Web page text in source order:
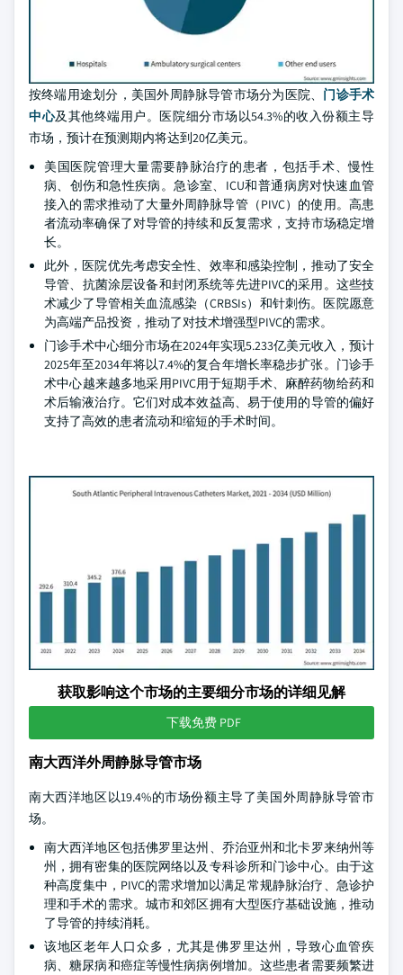
按终端用途划分，美国外周静脉导管市场分为医院、 门诊手术
中心及其他终端用户。医院细分市场以54.3%的收入份额主导
市场，预计在预测期内将达到20亿美元。
美国医院管理大量需要静脉治疗的患者，包括手术、慢性
病、创伤和急性疾病。急诊室、ICU和普通病房对快速血管
接入的需求推动了大量外周静脉导管（PIVC）的使用。高患
者流动率确保了对导管的持续和反复需求，支持市场稳定增
长。
此外，医院优先考虑安全性、效率和感染控制，推动了安全
导管、抗菌涂层设备和封闭系统等先进PIVC的采用。这些技
术减少了导管相关血流感染（CRBSIs）和针刺伤。医院愿意
为高端产品投资，推动了对技术增强型PIVC的需求。
门诊手术中心细分市场在2024年实现5.233亿美元收入，预计
2025年至2034年将以7.4%的复合年增长率稳步扩张。门诊手
术中心越来越多地采用PIVC用于短期手术、麻醉药物给药和
术后输液治疗。它们对成本效益高、易于使用的导管的偏好
支持了高效的患者流动和缩短的手术时间。
获取影响这个市场的主要细分市场的详细见解
下载免费 PDF
南大西洋外周静脉导管市场
南大西洋地区以19.4%的市场份额主导了美国外周静脉导管市
场。
南大西洋地区包括佛罗里达州、乔治亚州和北卡罗来纳州等
州，拥有密集的医院网络以及专科诊所和门诊中心。由于这
种高度集中，PIVC的需求增加以满足常规静脉治疗、急诊护
理和手术的需求。城市和郊区拥有大型医疗基础设施，推动
了导管的持续消耗。
该地区老年人口众多，尤其是佛罗里达州，导致心血管疾
病、糖尿病和癌症等慢性病病例增加。这些患者需要频繁进